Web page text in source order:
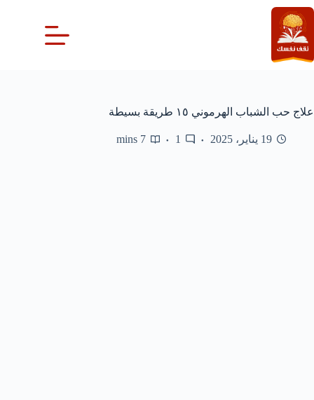
التجاوز
إلى
المحتوى
علاج حب الشباب الهرموني ١٥ طريقة بسيطة
19 يناير، 2025 1
7 mins